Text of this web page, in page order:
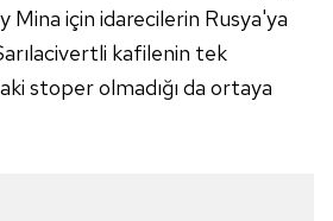
Mina için idarecilerin Rusya'ya
kafilenin tek
stoper olmadığı da ortaya